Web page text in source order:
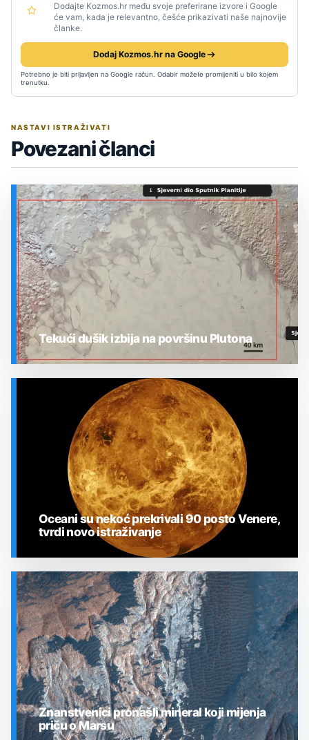
Dodajte Kozmos.hr među svoje preferirane izvore i Google
će vam, kada je relevantno, češće prikazivati naše najnovije
članke.
Dodaj Kozmos.hr na Google
Potrebno je biti prijavljen na Google račun. Odabir možete promijeniti u bilo kojem
trenutku.
NASTAVI ISTRAŽIVATI
Povezani članci
Tekući dušik izbija na površinu Plutona
SVEMIR
Oceani su nekoć prekrivali 90 posto Venere,
tvrdi novo istraživanje
Znanstvenici pronašli mineral koji mijenja
priču o Marsu